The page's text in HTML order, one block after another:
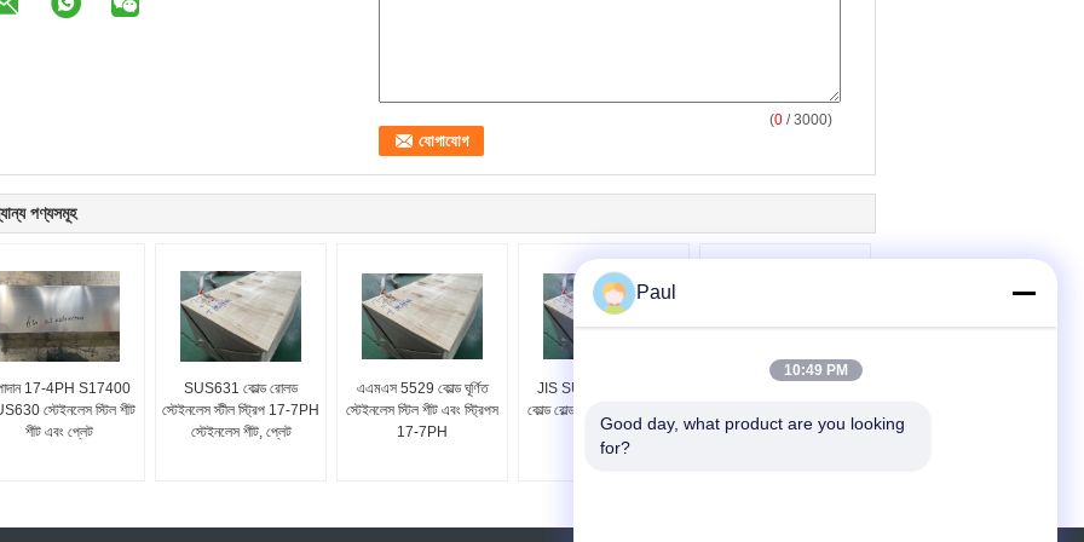
(0 / 3000)
পণ্যসমূহ
17-4PH S17400
স্টেইনলেস স্টিল শীট
শীট এবং প্লেট
SUS631 কোল্ড রোলড
স্টেইনলেস স্টীল স্ট্রিপ 17-7PH
স্টেইনলেস শীট, প্লেট
এএমএস 5529 কোল্ড ঘূর্ণিত
স্টেইনলেস স্টিল শীট এবং স্ট্রিপস
17-7PH
JIS SUS631 17-7PH
কোল্ড রোল্ড স্টেইনলেস স্টীল স্ট্রিপ
এবং শীট
কয়েল শীট
Paul
10:49 PM
Good day, what product are you looking
for?